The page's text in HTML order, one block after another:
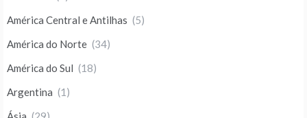
América Central e Antilhas (5)
América do Norte (34)
América do Sul (18)
Argentina (1)